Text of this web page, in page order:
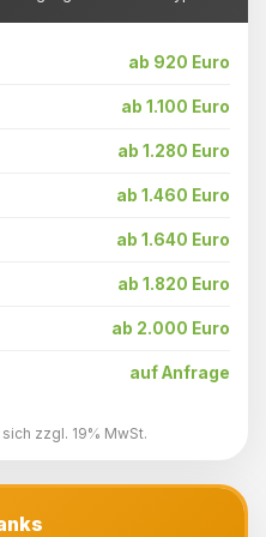
ab 920 Euro
ab 1.100 Euro
ab 1.280 Euro
ab 1.460 Euro
ab 1.640 Euro
ab 1.820 Euro
ab 2.000 Euro
auf Anfrage
zzgl. 19% MwSt.